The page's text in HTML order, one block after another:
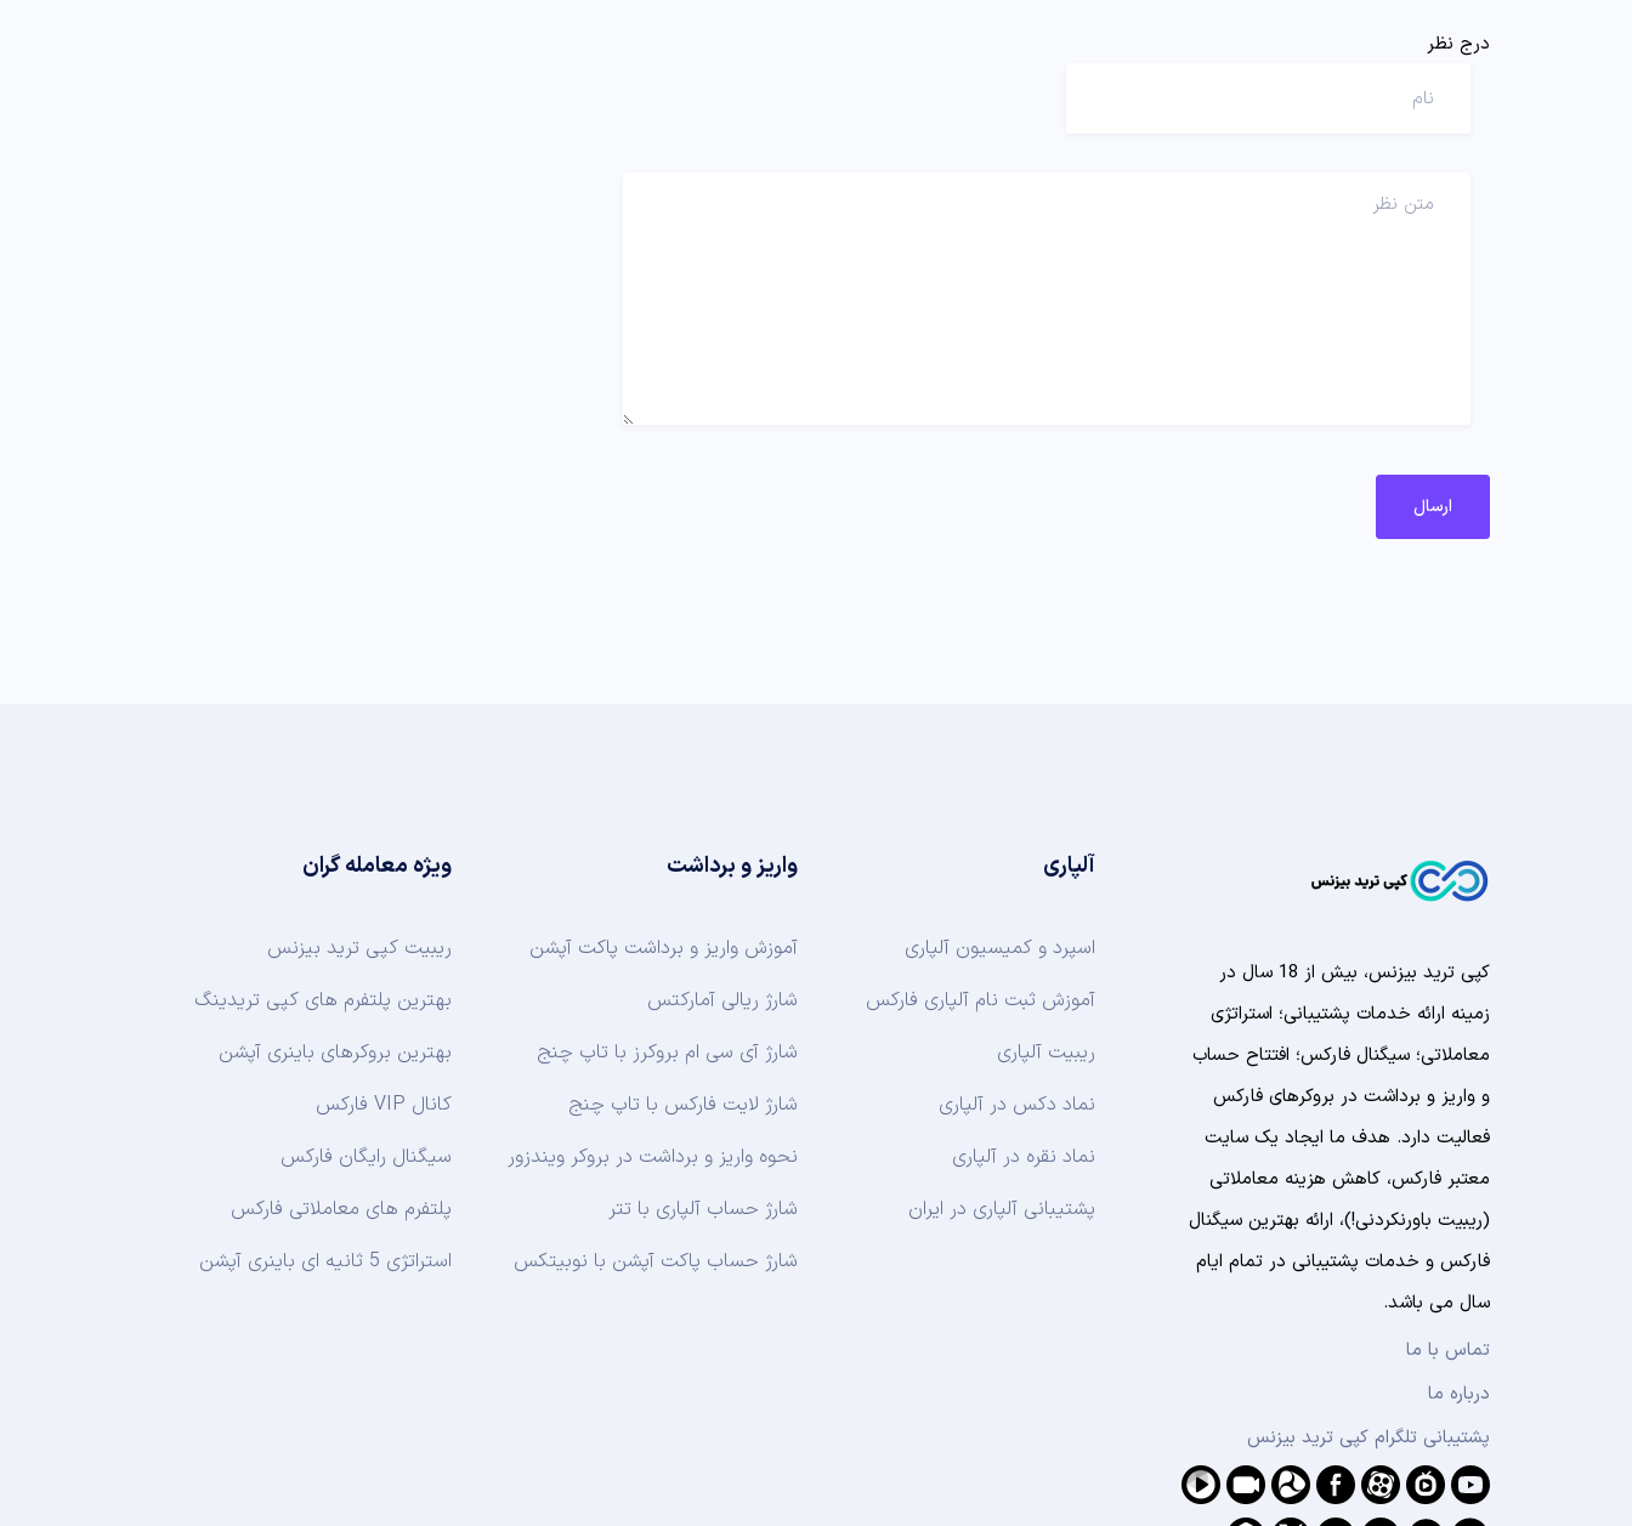
درج نظر
کپی ترید بیزنس، بیش از 18 سال در
زمینه ارائه خدمات پشتیبانی؛ استراتژی
معاملاتی؛ سیگنال فارکس؛ افتتاح حساب
و واریز و برداشت در بروکرهای فارکس
فعالیت دارد. هدف ما ایجاد یک سایت
معتبر فارکس، کاهش هزینه معاملاتی
(ریبیت باورنکردنی!)، ارائه بهترین سیگنال
فارکس و خدمات پشتیبانی در تمام ایام
سال می باشد.
تماس با ما
درباره ما
پشتیبانی تلگرام کپی ترید بیزنس
آلپاری
اسپرد و کمیسیون آلپاری
آموزش ثبت نام آلپاری فارکس
ریبیت آلپاری
نماد دکس در آلپاری
نماد نقره در آلپاری
پشتیبانی آلپاری در ایران
واریز و برداشت
آموزش واریز و برداشت پاکت آپشن
شارژ ریالی آمارکتس
شارژ آی سی ام بروکرز با تاپ چنج
شارژ لایت فارکس با تاپ چنج
نحوه واریز و برداشت در بروکر ویندزور
شارژ حساب آلپاری با تتر
شارژ حساب پاکت آپشن با نوبیتکس
ویژه معامله گران
ریبیت کپی ترید بیزنس
بهترین پلتفرم های کپی تریدینگ
بهترین بروکرهای باینری آپشن
کانال VIP فارکس
سیگنال رایگان فارکس
پلتفرم های معاملاتی فارکس
استراتژی 5 ثانیه ای باینری آپشن